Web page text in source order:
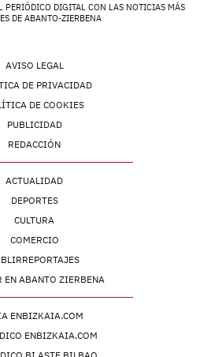
PERIÓDICO DIGITAL CON LAS NOTICIAS MÁS
DE ABANTO-ZIERBENA
AVISO LEGAL
DE PRIVACIDAD
DE COOKIES
PUBLICIDAD
REDACCIÓN
ACTUALIDAD
DEPORTES
CULTURA
COMERCIO
EN ABANTO ZIERBENA
ENBIZKAIA.COM
ENBIZKAIA.COM